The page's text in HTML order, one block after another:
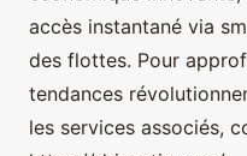
accès instantané via
des flottes. Pour
tendances
les services associés,